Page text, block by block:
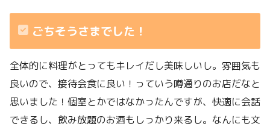
ごちそうさまでした！
全体的に料理がとってもキレイだし美味しいし。雰囲気も
良いので、接待会食に良い！っていう噂通りのお店だなと
思いました！個室とかではなかったんですが、快適に会話
できるし、飲み放題のお酒もしっかり来るし。なんにも文